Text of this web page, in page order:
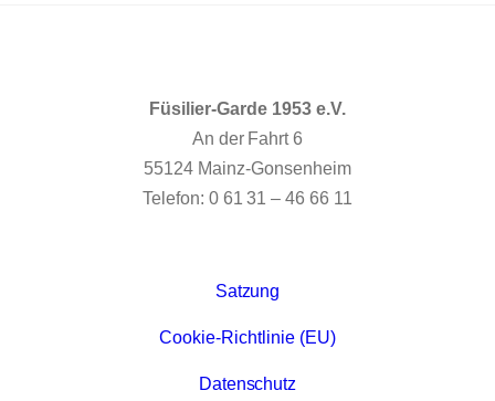
Füsilier-Garde 1953 e.V.
An der Fahrt 6
55124 Mainz-Gonsenheim
Telefon: 0 61 31 – 46 66 11
Satzung
Cookie-Richtlinie (EU)
Datenschutz